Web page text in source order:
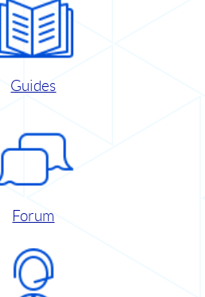
Guides
Forum